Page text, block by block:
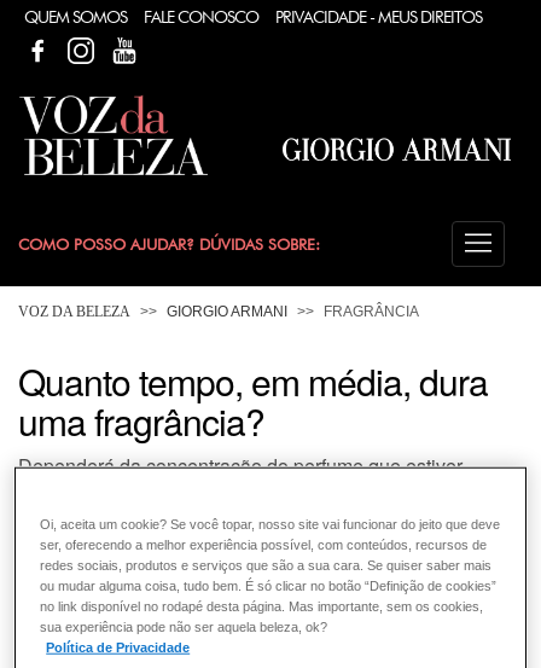
QUEM SOMOS FALE CONOSCO
PRIVACIDADE - MEUS DIREITOS
FACEBOOKFACEBOOK
COMO POSSO AJUDAR? DÚVIDAS SOBRE:
FRAGRÂNCIA
VOZ DA BELEZA GIORGIO ARMANI FRAGRÂNCIA
Quanto tempo, em média, dura
uma fragrância?
Dependerá da concentração do perfume que estiver
Cologne.
Todo perfume, conforme a sua concentração (EDT, EDP...),
possui um tempo médio de durabilidade na pele:
EAU DE COLOGNE: é a mais suave das concentrações.
Sua percepção na pele dura em média de 4 a 6 horas.
Oi, aceita um cookie? Se você topar, nosso site vai funcionar do jeito que deve
ser, oferecendo a melhor experiência possível, com conteúdos, recursos de
redes sociais, produtos e serviços que são a sua cara. Se quiser saber mais
ou mudar alguma coisa, tudo bem. É só clicar no botão “Definição de cookies”
no link disponível no rodapé desta página. Mas importante, sem os cookies,
sua experiência pode não ser aquela beleza, ok?
Política de Privacidade